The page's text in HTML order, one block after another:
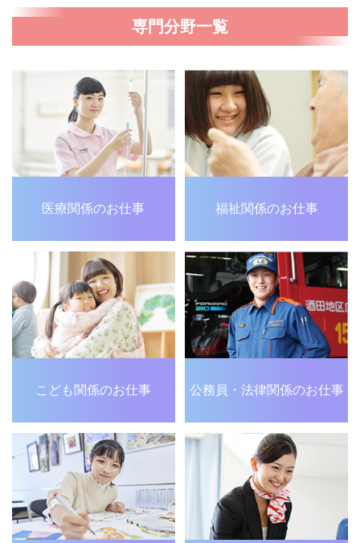
専門分野一覧
医療関係のお仕事 福祉関係のお仕事
こども関係のお仕事 公務員・法律関係のお仕事